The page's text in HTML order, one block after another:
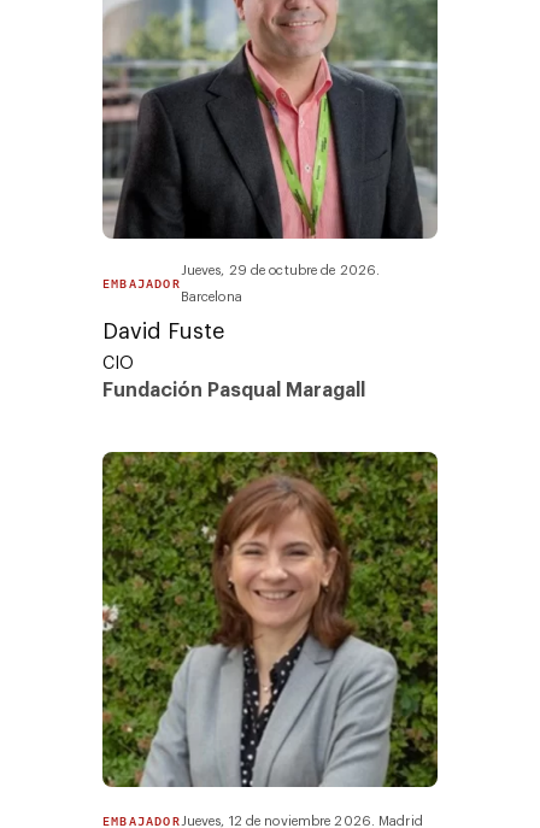
EMBAJADOR
Jueves, 29 de octubre de 2026.
Barcelona
David Fuste
CIO
Fundación Pasqual Maragall
EMBAJADOR Jueves, 12 de noviembre 2026. Madrid